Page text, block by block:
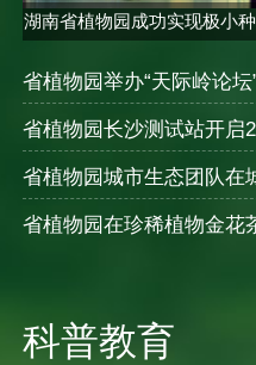
湖南省植物园成功实现极小种
科普教育